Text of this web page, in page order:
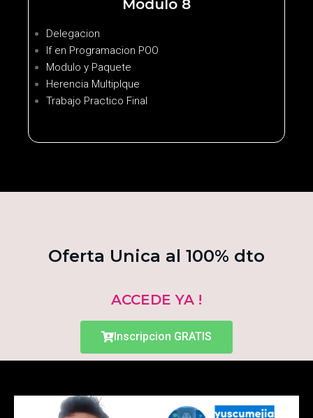
Modulo 8
Delegacion
If en Programacion POO
Modulo y Paquete
Herencia Multiplque
Trabajo Practico Final
Oferta Unica al 100% dto
ACCEDE YA !
Inscripcion GRATIS